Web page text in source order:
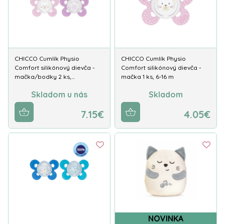
CHICCO Cumlík Physio
Comfort silikónový dievča -
mačka/bodky 2 ks,…
Skladom u nás
7.15€
CHICCO Cumlík Physio
Comfort silikónový dievča -
mačka 1 ks, 6-16 m
Skladom
4.05€
NOVINKA